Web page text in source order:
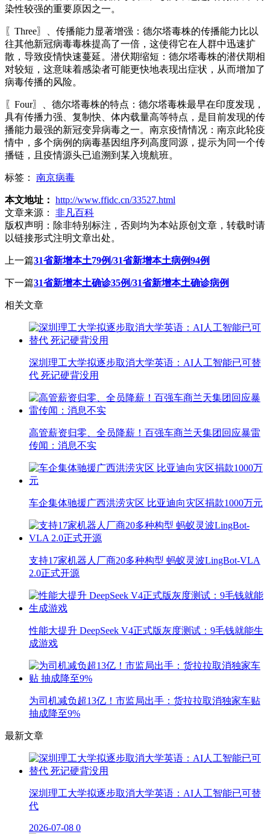
染性较强的重要原因之一。
〖Three〗、传播能力显著增强：德尔塔毒株的传播能力比以
往其他新冠病毒毒株提高了一倍，这使得它在人群中迅速扩
散，导致疫情快速蔓延。潜伏期缩短：德尔塔毒株的潜伏期相
对较短，这意味着感染者可能更快地表现出症状，从而增加了
病毒传播的风险。
〖Four〗、德尔塔毒株的特点：德尔塔毒株最早在印度发现，
具有传播力强、复制快、体内载量高等特点，是目前发现的传
播能力最强的新冠变异病毒之一。南京疫情情况：南京此轮疫
情中，多个病例的病毒基因组序列高度同源，提示为同一个传
播链，且疫情源头已追溯到某入境航班。
标签： 南京病毒
本文地址： http://www.ffidc.cn/33527.html
文章来源：
非凡百科
版权声明： 除非特别标注，否则均为本站原创文章，转载时请
以链接形式注明文章出处。
上一篇31省新增本土79例/31省新增本土病例94例
下一篇31省新增本土确诊35例/31省新增本土确诊病例
相关文章
深圳理工大学拟逐步取消大学英语：AI人工智能已可替
代 死记硬背没用
高管薪资归零、全员降薪！百强车商兰天集团回应暴雷
传闻：消息不实
车企集体驰援广西洪涝灾区 比亚迪向灾区捐款1000万元
支持17家机器人厂商20多种构型 蚂蚁灵波LingBot-VLA
2.0正式开源
性能大提升 DeepSeek V4正式版灰度测试：9毛钱就能生
成游戏
为司机减负超13亿！市监局出手：货拉拉取消独家车贴
抽成降至9%
最新文章
深圳理工大学拟逐步取消大学英语：AI人工智能已可替
代
2026-07-08 0